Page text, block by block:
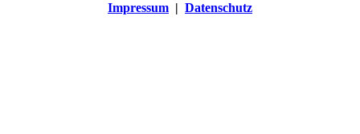
Impressum | Datenschutz